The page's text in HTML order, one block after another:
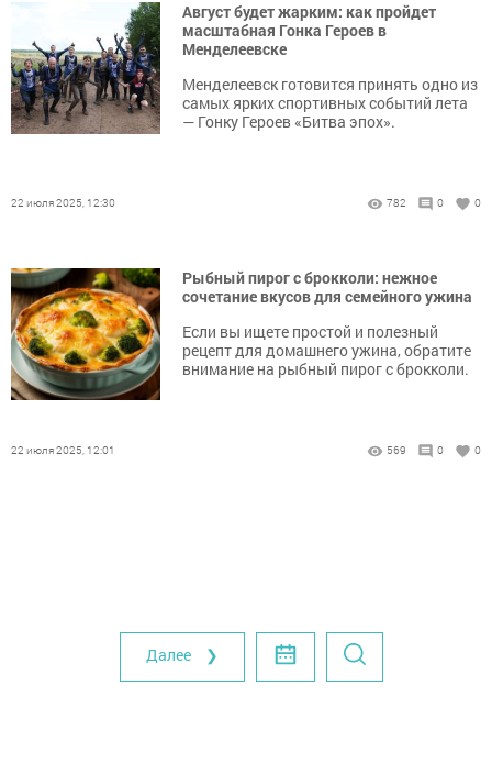
Август будет жарким: как пройдет
масштабная Гонка Героев в
Менделеевске
Менделеевск готовится принять одно из
самых ярких спортивных событий лета
— Гонку Героев «Битва эпох».
22 июля 2025, 12:30 782 0 0
Рыбный пирог с брокколи: нежное
сочетание вкусов для семейного ужина
Если вы ищете простой и полезный
рецепт для домашнего ужина, обратите
внимание на рыбный пирог с брокколи.
22 июля 2025, 12:01 569 0 0
Далее ❯